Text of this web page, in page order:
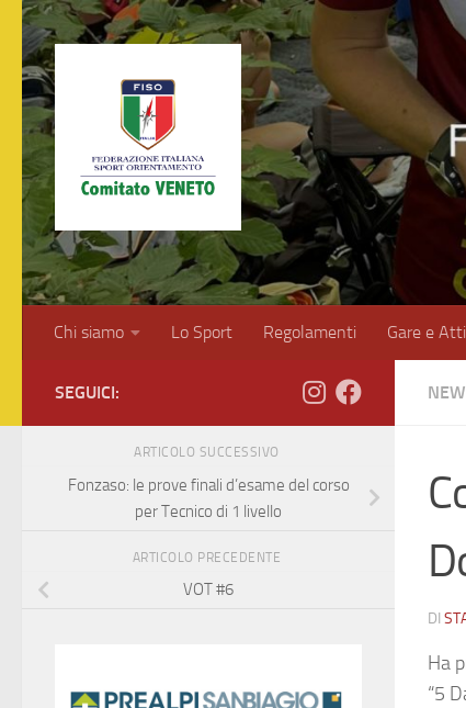
Salta al contenuto
Chi siamo Lo Sport Regolamenti Gare e
DI
Ha
“5
SEGUICI:
ARTICOLO SUCCESSIVO
Fonzaso: le prove finali d’esame del corso
per Tecnico di 1 livello
ARTICOLO PRECEDENTE
VOT #6